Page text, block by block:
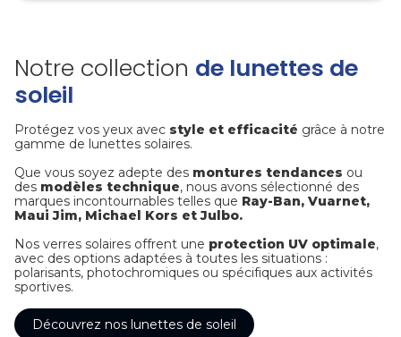
Notre collection de lunettes de
soleil
Protégez vos yeux avec style et efficacité grâce à notre
gamme de lunettes solaires.
Que vous soyez adepte des montures tendances ou
des modèles technique, nous avons sélectionné des
marques incontournables telles que Ray-Ban, Vuarnet,
Maui Jim, Michael Kors et Julbo.
Nos verres solaires offrent une protection UV optimale,
avec des options adaptées à toutes les situations :
polarisants, photochromiques ou spécifiques aux activités
sportives.
Découvrez nos lunettes de soleil